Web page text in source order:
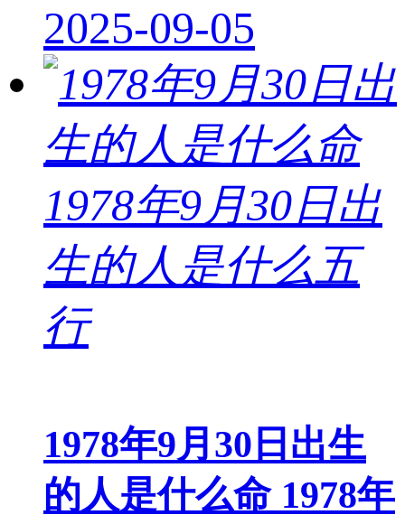
2025-09-05
1978年9月30日出生
的人是什么命 1978年